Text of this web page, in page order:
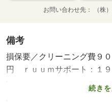
お問い合わせ先 （株
備考
損保要／クリーニング費９
円 ｒｕｕｍサポート：１
３００円／初回 契約満了
万円／保証会社利用必：ハ
続き